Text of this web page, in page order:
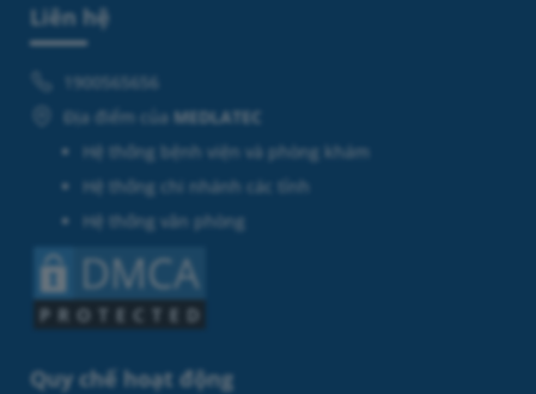
Liên hệ
1900565656
Địa điểm của MEDLATEC
Hệ thống bệnh viện và phòng khám
Hệ thống chi nhánh các tỉnh
Hệ thống văn phòng
Quy chế hoạt động